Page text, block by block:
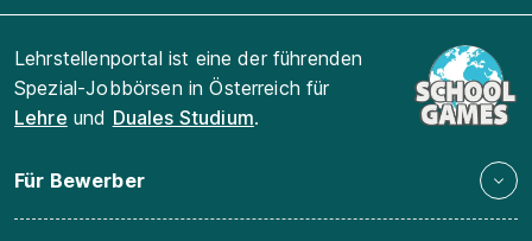
Lehrstellenportal ist eine der führenden
Spezial-Jobbörsen in Österreich für
Lehre und Duales Studium.
Für Bewerber